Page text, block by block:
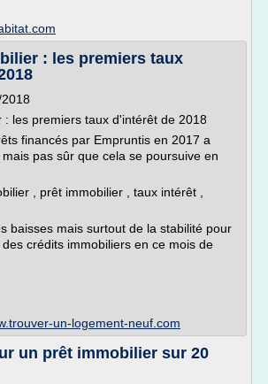
: les premiers taux
: les premiers taux d'intérêt de 2018
financés par Empruntis en 2017 a
pas sûr que cela se poursuive en
, prêt immobilier , taux intérêt ,
baisses mais surtout de la stabilité pour
crédits immobiliers en ce mois de
un-logement-neuf.com
un prêt immobilier sur 20